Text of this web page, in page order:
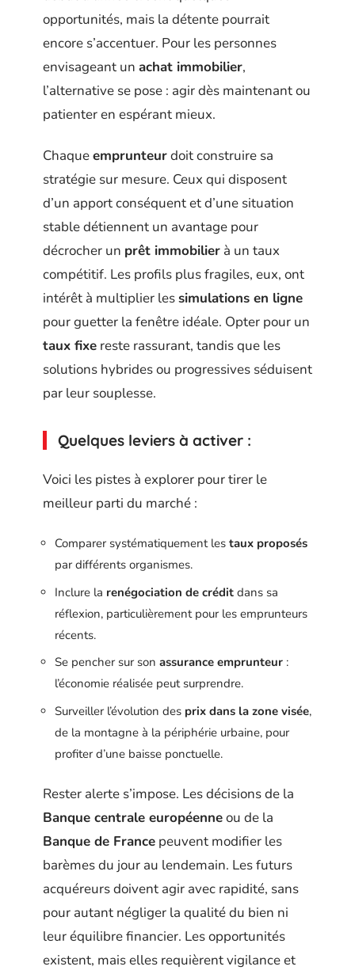
opportunités, mais la détente pourrait
encore s’accentuer. Pour les personnes
envisageant un achat immobilier,
l’alternative se pose : agir dès maintenant ou
patienter en espérant mieux.
Chaqueemprunteurdoit construire sa
stratégie sur mesure. Ceux qui disposent
d’un apport conséquent et d’une situation
stable détiennent un avantage pour
décrocher un prêt immobilier à un taux
compétitif. Les profils plus fragiles, eux, ont
intérêt à multiplier lessimulations en ligne
pour guetter la fenêtre idéale. Opter pour un
taux fixe reste rassurant, tandis que les
solutions hybrides ou progressives séduisent
par leur souplesse.
Quelques leviers à activer :
Voici les pistes à explorer pour tirer le
meilleur parti du marché :
Comparer systématiquement les taux proposés
par différents organismes.
Inclure la renégociation de crédit dans sa
réflexion, particulièrement pour les emprunteurs
récents.
Se pencher sur son assurance emprunteur :
l’économie réalisée peut surprendre.
Surveiller l’évolution des prix dans la zone visée,
de la montagne à la périphérie urbaine, pour
profiter d’une baisse ponctuelle.
Rester alerte s’impose. Les décisions de la
Banque centrale européenneou de la
Banque de France peuvent modifier les
barèmes du jour au lendemain. Les futurs
acquéreurs doivent agir avec rapidité, sans
pour autant négliger la qualité du bien ni
leur équilibre financier. Les opportunités
existent, mais elles requièrent vigilance et